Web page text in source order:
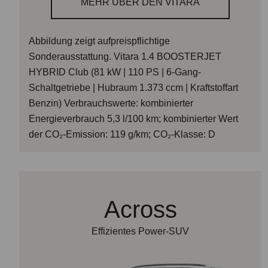
Abbildung zeigt aufpreispflichtige
Sonderausstattung. Vitara 1.4 BOOSTERJET
HYBRID Club (81 kW | 110 PS | 6-Gang-
Schaltgetriebe | Hubraum 1.373 ccm | Kraftstoffart
Benzin) Verbrauchswerte: kombinierter
Energieverbrauch 5,3 l/100 km; kombinierter Wert
der CO₂-Emission: 119 g/km; CO₂-Klasse: D
Across
Effizientes Power-SUV